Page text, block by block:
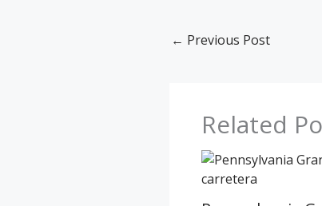
← Previous Post
Related